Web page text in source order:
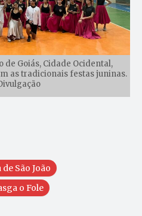
de Goiás, Cidade Ocidental,
as tradicionais festas juninas.
de São João
o Fole